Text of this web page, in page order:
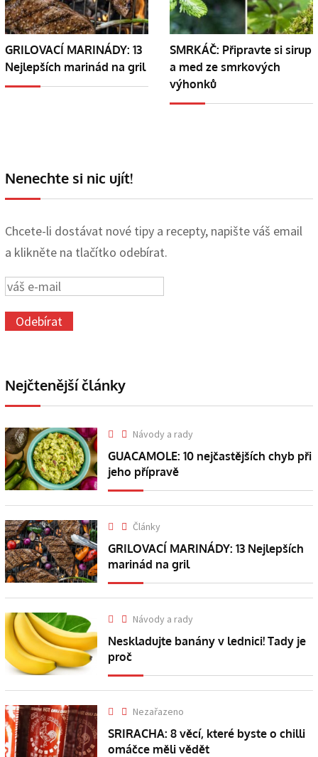
GRILOVACÍ MARINÁDY: 13
Nejlepších marinád na gril
SMRKÁČ: Připravte si sirup
a med ze smrkových
výhonků
Nenechte si nic ujít!
Chcete-li dostávat nové tipy a recepty, napište váš email
a klikněte na tlačítko odebírat.
Nejčtenější články
Návody a rady
GUACAMOLE: 10 nejčastějších chyb při
jeho přípravě
Články
GRILOVACÍ MARINÁDY: 13 Nejlepších
marinád na gril
Návody a rady
Neskladujte banány v lednici! Tady je
proč
Nezařazeno
SRIRACHA: 8 věcí, které byste o chilli
omáčce měli vědět